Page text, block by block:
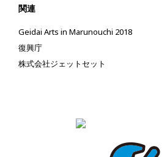
関連
Geidai Arts in Marunouchi 2018
復興庁
株式会社ジェットセット